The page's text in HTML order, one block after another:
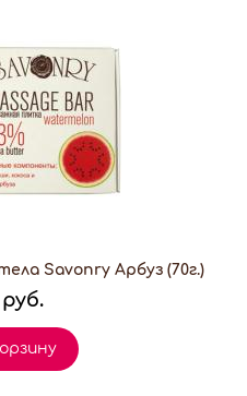
Savonry Арбуз (70г.)